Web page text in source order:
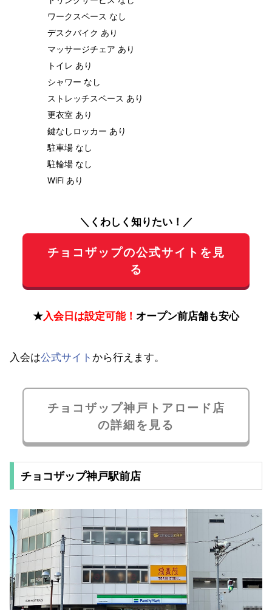
ワークスペース なし
デスクバイク あり
マッサージチェア あり
トイレ あり
シャワー なし
ストレッチスペース あり
更衣室 あり
鍵なしロッカー あり
駐車場 なし
駐輪場 なし
WiFi あり
＼くわしく知りたい！／
チョコザップの公式サイトを見
る
★入会日は設定可能！ オープン前店舗も安心
入会は公式サイト から行えます。
チョコザップ神戸トアロード店
の詳細を見る
チョコザップ神戸駅前店